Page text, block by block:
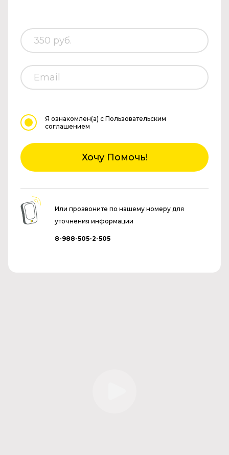
Я ознакомлен(а) с Пользовательским
соглашением
Хочу Помочь!
Или прозвоните по нашему номеру для
уточнения информации
8-988-505-2-505